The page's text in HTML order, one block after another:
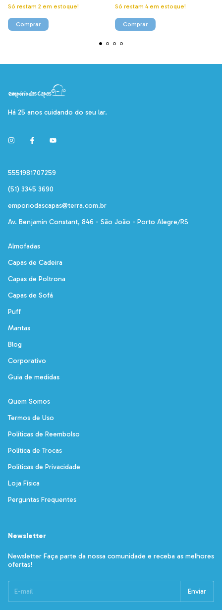
Só restam 2 em estoque!
Comprar
Só restam 4em estoque!
Comprar
Há 25 anos cuidando do seu lar.
5551981707259
(51) 3345 3690
emporiodascapas@terra.com.br
Av. Benjamin Constant, 846 - São João - Porto Alegre/RS
Almofadas
Capas de Cadeira
Capas de Poltrona
Capas de Sofá
Puff
Mantas
Blog
Corporativo
Guia de medidas
Quem Somos
Termos de Uso
Políticas de Reembolso
Política de Trocas
Políticas de Privacidade
Loja Física
Perguntas Frequentes
Newsletter
Newsletter Faça parte da nossa comunidade e receba as melhores
ofertas!